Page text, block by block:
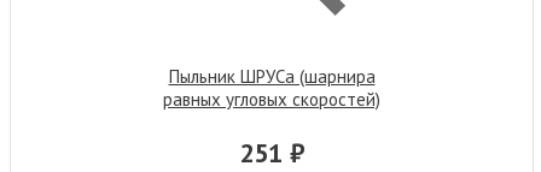
Пыльник ШРУСа (шарнира
равных угловых скоростей)
251 ₽